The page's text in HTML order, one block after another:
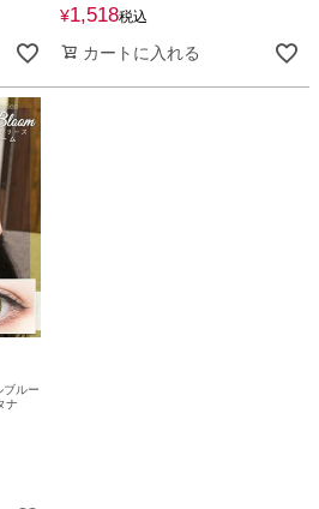
¥1,518税込
カートに入れる
ブルー
ナ